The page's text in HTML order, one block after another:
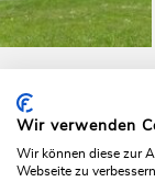
Wir verwenden
Wir können diese zur
Webseite zu